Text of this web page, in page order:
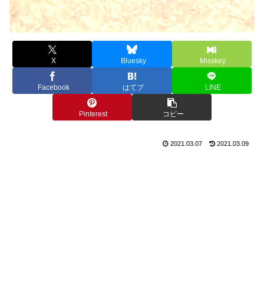
X Bluesky Misskey
Facebook はてブ LINE
Pinterest コピー
2021.03.07 2021.03.09